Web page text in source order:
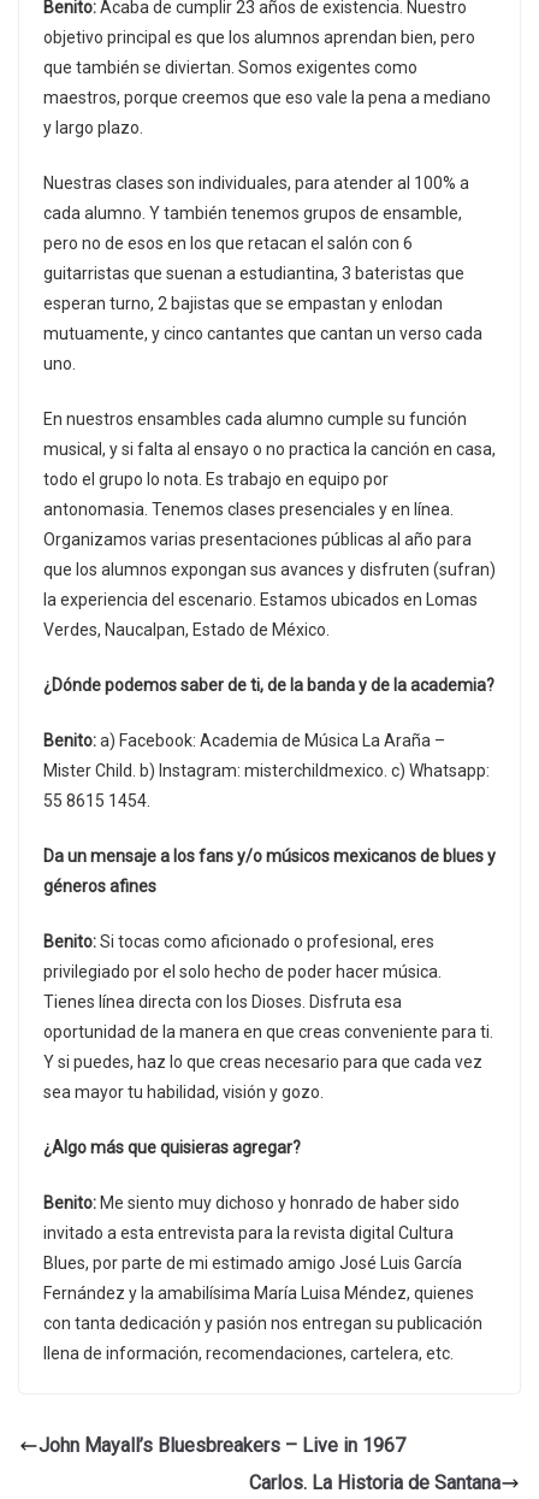
Benito:Acaba de cumplir 23 años de existencia. Nuestro
objetivo principal es que los alumnos aprendan bien, pero
que también se diviertan. Somos exigentes como
maestros, porque creemos que eso vale la pena a mediano
y largo plazo.
Nuestras clases son individuales, para atender al 100% a
cada alumno. Y también tenemos grupos de ensamble,
pero no de esos en los que retacan el salón con 6
guitarristas que suenan a estudiantina, 3 bateristas que
esperan turno, 2 bajistas que se empastan y enlodan
mutuamente, y cinco cantantes que cantan un verso cada
uno.
En nuestros ensambles cada alumno cumple su función
musical, y si falta al ensayo o no practica la canción en casa,
todo el grupo lo nota. Es trabajo en equipo por
antonomasia. Tenemos clases presenciales y en línea.
Organizamos varias presentaciones públicas al año para
que los alumnos expongan sus avances y disfruten (sufran)
la experiencia del escenario. Estamos ubicados en Lomas
Verdes, Naucalpan, Estado de México.
¿Dónde podemos saber de ti, de la banda y de la academia?
Benito:a) Facebook: Academia de Música La Araña –
Mister Child. b) Instagram: misterchildmexico. c) Whatsapp:
55 8615 1454.
Da un mensaje a los fans y/o músicos mexicanos de blues y
géneros afines
Benito:Si tocas como aficionado o profesional, eres
privilegiado por el solo hecho de poder hacer música.
Tienes línea directa con los Dioses. Disfruta esa
oportunidad de la manera en que creas conveniente para ti.
Y si puedes, haz lo que creas necesario para que cada vez
sea mayor tu habilidad, visión y gozo.
¿Algo más que quisieras agregar?
Benito: Me siento muy dichoso y honrado de haber sido
invitado a esta entrevista para la revista digital Cultura
Blues, por parte de mi estimado amigo José Luis García
Fernández y la amabilísima María Luisa Méndez, quienes
con tanta dedicación y pasión nos entregan su publicación
llena de información, recomendaciones, cartelera, etc.
John Mayall’s Bluesbreakers – Live in 1967
Carlos. La Historia de Santana